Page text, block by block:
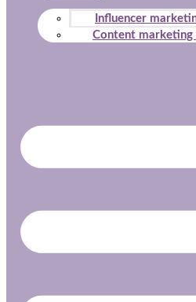
Influencer
Content marketing